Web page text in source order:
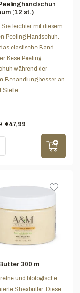
(12 st.)
Sie leichter mit diesem
Peeling Handschuh.
elastische Band
Kese Peeling
während der
Behandlung besser an
Stelle.
€47,99
300 ml
und biologische,
Sheabutter. Diese